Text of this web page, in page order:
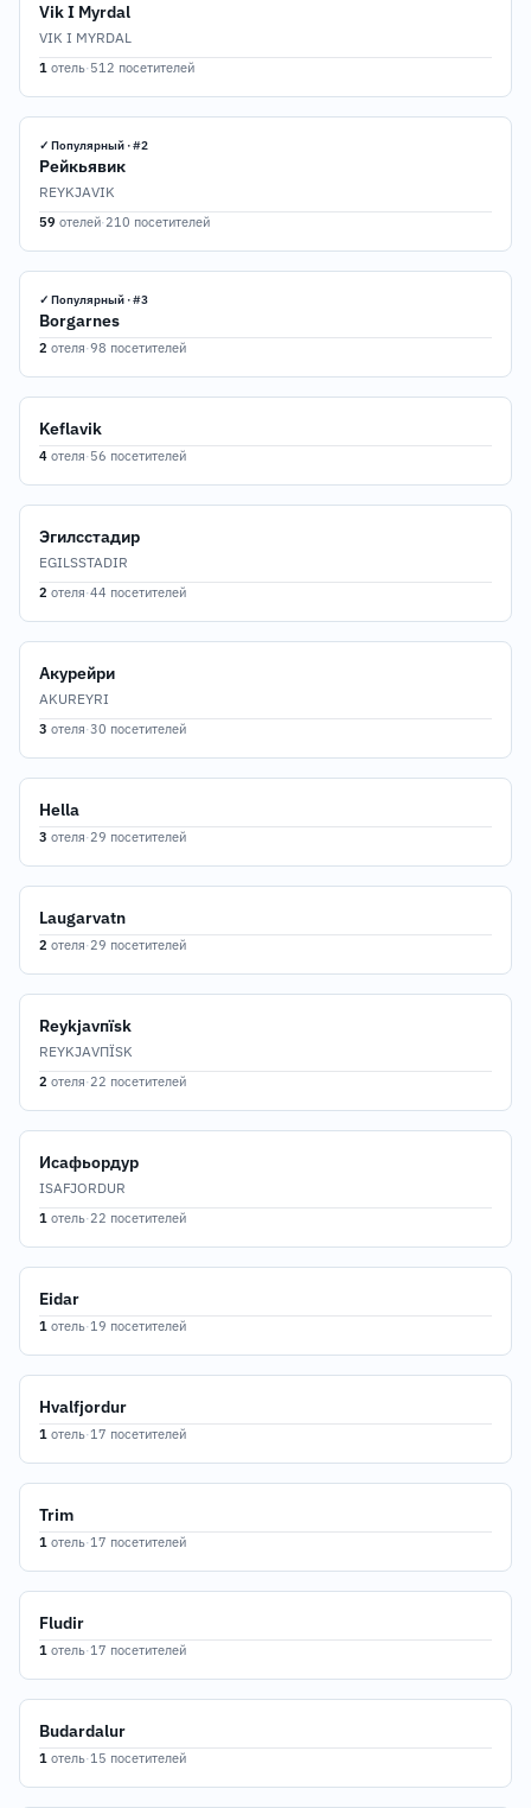
Vik I Myrdal
VIK I MYRDAL
1 отель·512 посетителей
✓ Популярный · #2
Рейкьявик
REYKJAVIK
59 отелей·210 посетителей
✓ Популярный · #3
Borgarnes
2 отеля·98 посетителей
Keflavik
4 отеля·56 посетителей
Эгилсстадир
EGILSSTADIR
2 отеля·44 посетителей
Акурейри
AKUREYRI
3 отеля·30 посетителей
Hella
3 отеля·29 посетителей
Laugarvatn
2 отеля·29 посетителей
Reykjavпїѕk
REYKJAVПЇЅK
2 отеля·22 посетителей
Исафьордур
ISAFJORDUR
1 отель·22 посетителей
Eidar
1 отель·19 посетителей
Hvalfjordur
1 отель·17 посетителей
Trim
1 отель·17 посетителей
Fludir
1 отель·17 посетителей
Budardalur
1 отель·15 посетителей